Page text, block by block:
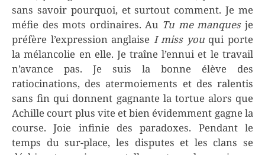
sans savoir pourquoi, et surtout comment. Je me
méfie des mots ordinaires. Au Tu me manquesje
préfère l’expression anglaise I miss youqui porte
la mélancolie en elle. Je traîne l’ennui et le travail
n’avance pas. Je suis la bonne élève des
ratiocinations, des atermoiements et des ralentis
sans fin qui donnent gagnante la tortue alors que
Achille court plus vite et bien évidemment gagne la
course. Joie infinie des paradoxes. Pendant le
temps du sur-place, les disputes et les clans se